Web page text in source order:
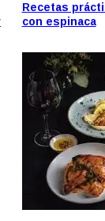
Recetas
con espinaca